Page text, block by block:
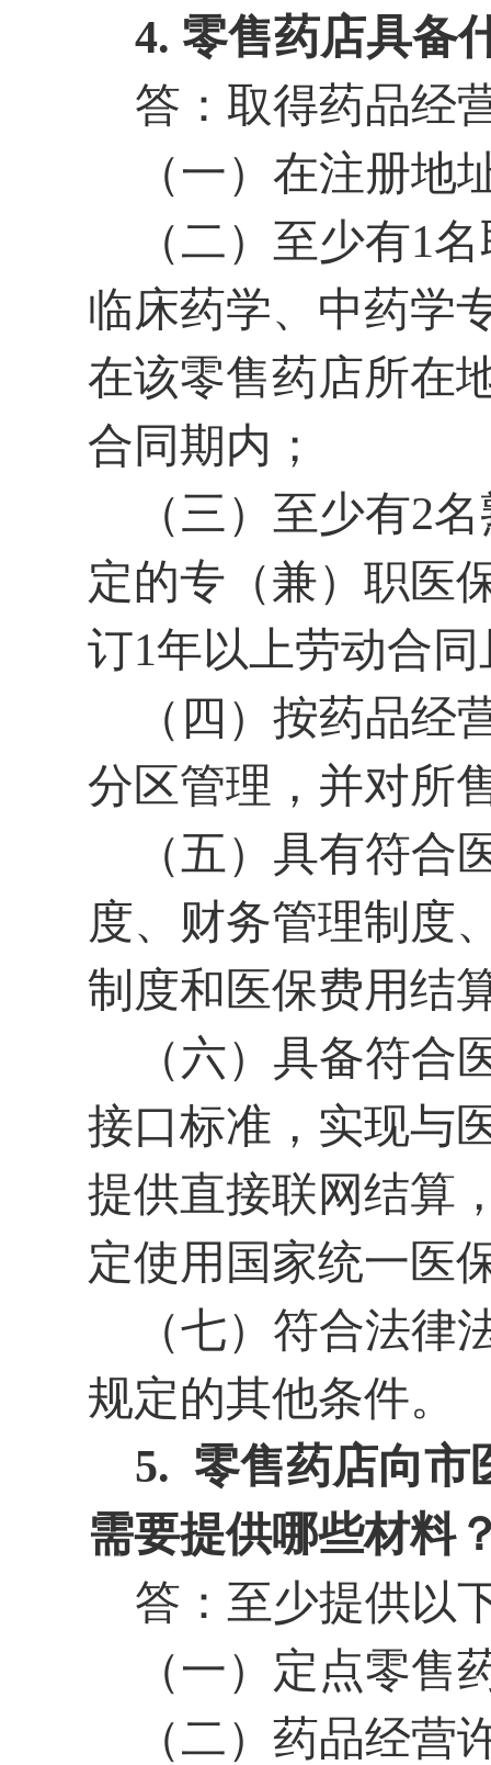
4. 零售药店具备
答：取得药品经
（一）在注册地
（二）至少有1
临床药学、中药学
在该零售药店所在
合同期内；
（三）至少有2
定的专（兼）职医
订1年以上劳动合
（四）按药品
分区管理，并对所
（五）具有符
度、财务管理制度
制度和医保费用结
（六）具备符
接口标准，实现与
提供直接联网结算
定使用国家统一医
（七）符合法
规定的其他条件。
5. 零售药店向市
需要提供哪些材料
答：至少提供以
（一）定点零售
（二）药品经